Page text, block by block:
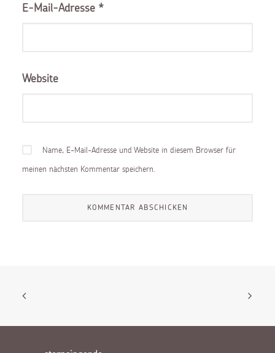
E-Mail-Adresse *
Website
Name, E-Mail-Adresse und Website in diesem Browser für
meinen nächsten Kommentar speichern.